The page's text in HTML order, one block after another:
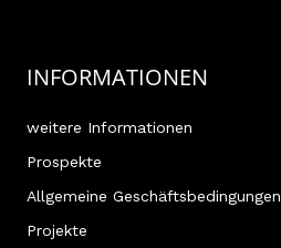
INFORMATIONEN
weitere Informationen
Prospekte
Allgemeine Geschäftsbedingungen
Projekte